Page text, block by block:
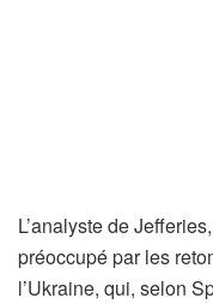
L’analyste de
préoccupé par les
l’Ukraine, qui, selon